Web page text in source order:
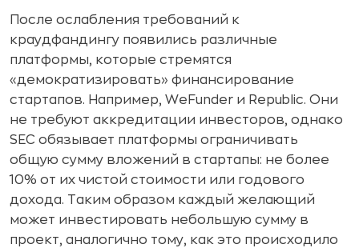
После ослабления требований к
краудфандингу появились различные
платформы, которые стремятся
«демократизировать» финансирование
стартапов. Например, WeFunder и Republic. Они
не требуют аккредитации инвесторов, однако
SEC обязывает платформы ограничивать
общую сумму вложений в стартапы: не более
10% от их чистой стоимости или годового
дохода. Таким образом каждый желающий
может инвестировать небольшую сумму в
проект, аналогично тому, как это происходило